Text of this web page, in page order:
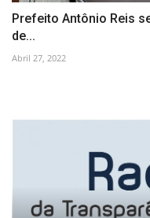
Prefeito Antônio Reis
de...
Abril 27, 2022